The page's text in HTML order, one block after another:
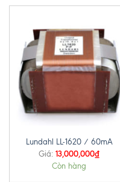
Lundahl LL-1620 / 60mA
Giá: 13,000,000₫
Còn hàng